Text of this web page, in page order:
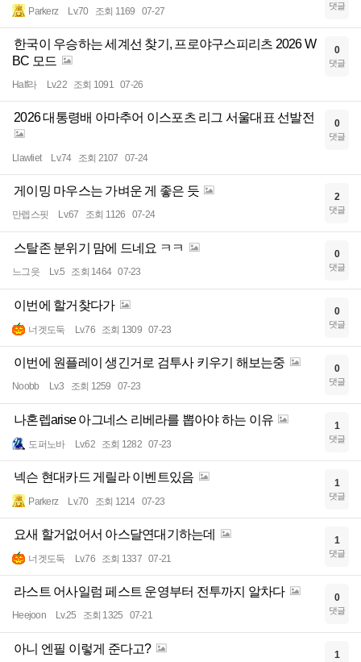
Parkerz Lv.70 조회 1169 07-27 댓글
한국이 우승하는 세계선 찾기, 프로야구스피리츠 2026 W
BC 모드
Half라 Lv.22 조회 1091 07-26
0
댓글
2026 대통령배 아마추어 이스포츠 리그 서울대표 선발전
Llawliet Lv.74 조회 2107 07-24
0
댓글
게이밍 마우스는 가벼운 게 좋은 듯
만렙스핏 Lv.67 조회 1126 07-24
2
댓글
스탈존 분위기 맘에 드네요 ㅋㅋ
느그읏 Lv.5 조회 1464 07-23
0
댓글
이번에 할거찾다가
너겟도둑 Lv.76 조회 1309 07-23
0
댓글
이번에 원플레이 생긴거로 검투사 키우기 해보는중
Noobb Lv.3 조회 1259 07-23
0
댓글
나혼렙arise 아그네스 리베라를 뽑아야 하는 이유
도퍼노바 Lv.62 조회 1282 07-23
1
댓글
넥슨 현대카드 게릴라 이벤트있음
Parkerz Lv.70 조회 1214 07-23
1
댓글
요새 할거없어서 아스달연대기하는데
너겟도둑 Lv.76 조회 1337 07-21
1
댓글
라스트 어사일럼 페스트 운영부터 전투까지 알차다
Heejoon Lv.25 조회 1325 07-21
0
댓글
아니 엔필 이렇게 준다고? 1